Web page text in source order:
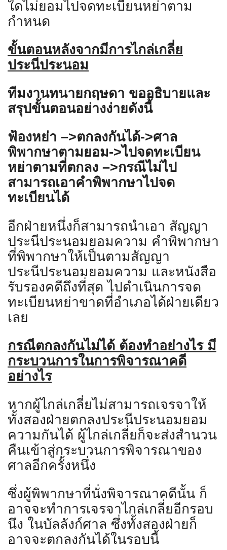
ใดไม่ยอมไปจดทะเบียนหย่าตาม
กำหนด
ขั้นตอนหลังจากมีการไกล่เกลี่ย
ประนีประนอม
ทีมงานทนายกฤษดา ขออธิบายและ
สรุปขั้นตอนอย่างง่ายดังนี้
ฟ้องหย่า –>ตกลงกันได้->ศาล
พิพากษาตามยอม->ไปจดทะเบียน
หย่าตามที่ตกลง –>กรณีไม่ไป
สามารถเอาคำพิพากษาไปจด
ทะเบียนได้
อีกฝ่ายหนึ่งก็สามารถนำเอา สัญญา
ประนีประนอมยอมความ คำพิพากษา
ที่พิพากษาให้เป็นตามสัญญา
ประนีประนอมยอมความ และหนังสือ
รับรองคดีถึงที่สุด ไปดำเนินการจด
ทะเบียนหย่าขาดที่อำเภอได้ฝ่ายเดียว
เลย
กรณีตกลงกันไม่ได้ ต้องทำอย่างไร มี
กระบวนการในการพิจารณาคดี
อย่างไร
หากผู้ไกล่เกลี่ยไม่สามารถเจรจาให้
ทั้งสองฝ่ายตกลงประนีประนอมยอม
ความกันได้ ผู้ไกล่เกลี่ยก็จะส่งสำนวน
คืนเข้าสู่กระบวนการพิจารณาของ
ศาลอีกครั้งหนึ่ง
ซึ่งผู้พิพากษาที่นั่งพิจารณาคดีนั้น ก็
อาจจะทำการเจรจาไกล่เกลี่ยอีกรอบ
นึง ในบัลลังก์ศาล ซึ่งทั้งสองฝ่ายก็
อาจจะตกลงกันได้ในรอบนี้